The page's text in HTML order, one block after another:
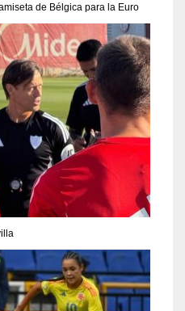
de Bélgica para la Euro